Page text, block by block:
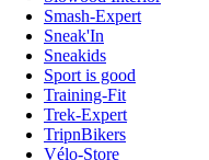
Smash-Expert
Sneak'In
Sneakids
Sport is good
Training-Fit
Trek-Expert
TripnBikers
Vélo-Store